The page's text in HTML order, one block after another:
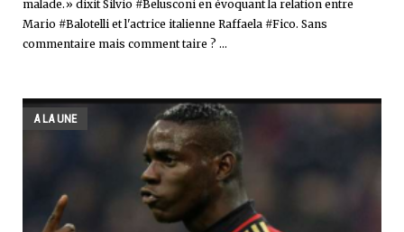
malade.» dixit Silvio #Belusconi en évoquant la relation entre
Mario #Balotelli et l'actrice italienne Raffaela #Fico. Sans
commentaire mais comment taire ? ...
A LA UNE